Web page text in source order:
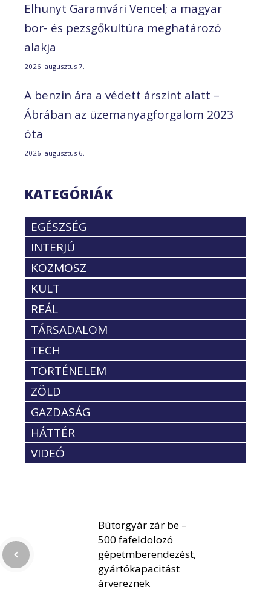
Elhunyt Garamvári Vencel; a magyar
bor- és pezsgőkultúra meghatározó
alakja
2026. augusztus 7.
A benzin ára a védett árszint alatt –
Ábrában az üzemanyagforgalom 2023
óta
2026. augusztus 6.
KATEGÓRIÁK
EGÉSZSÉG
INTERJÚ
KOZMOSZ
KULT
REÁL
TÁRSADALOM
TECH
TÖRTÉNELEM
ZÖLD
GAZDASÁG
HÁTTÉR
VIDEÓ
Bútorgyár zár be –
500 fafeldolozó
gépetmberendezést,
gyártókapacitást
árvereznek